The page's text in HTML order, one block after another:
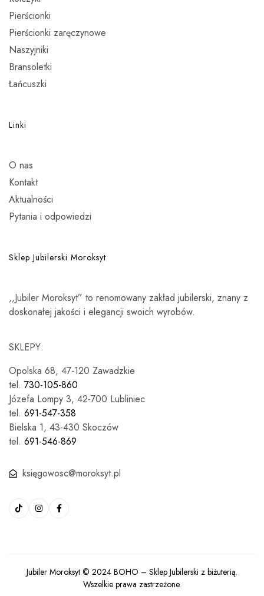
Pierścionki
Pierścionki zaręczynowe
Naszyjniki
Bransoletki
Łańcuszki
Linki
O nas
Kontakt
Aktualności
Pytania i odpowiedzi
Sklep Jubilerski Moroksyt
,,Jubiler Moroksyt” to renomowany zakład jubilerski, znany z
doskonałej jakości i elegancji swoich wyrobów.
SKLEPY:
Opolska 68, 47-120 Zawadzkie
tel. 730-105-860
Józefa Lompy 3, 42-700 Lubliniec
tel. 691-547-358
Bielska 1, 43-430 Skoczów
tel. 691-546-869
księgowosc@moroksyt.pl
Jubiler Moroksyt © 2024 BOHO – Sklep Jubilerski z biżuterią.
Wszelkie prawa zastrzeżone.